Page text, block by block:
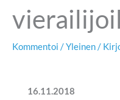
Kommentoi /Yleinen/
16.11.2018